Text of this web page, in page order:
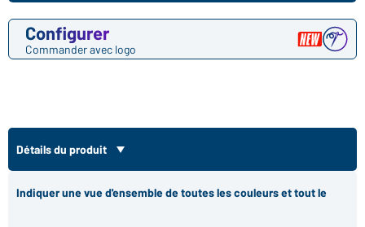
Configurer
Commander avec logo
Détails du produit
Indiquer une vue d'ensemble de toutes les couleurs et tout le